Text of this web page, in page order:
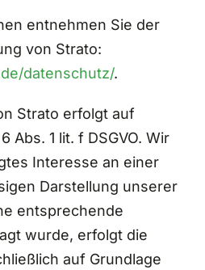
entnehmen Sie der
von Strato:
datenschutz/.
Strato erfolgt auf
Abs. 1 lit. f DSGVO. Wir
Interesse an einer
Darstellung unserer
entsprechende
wurde, erfolgt die
auf Grundlage